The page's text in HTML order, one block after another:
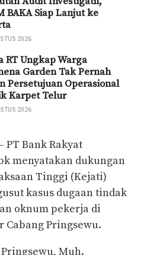
BAKA Siap Lanjut ke
2026
RT Ungkap Warga
Garden Tak Pernah
Persetujuan Operasional
Karpet Telur
2026
PT Bank Rakyat
menyatakan dukungan
Tinggi (Kejati)
kasus dugaan tindak
oknum pekerja di
Cabang Pringsewu.
Muh.